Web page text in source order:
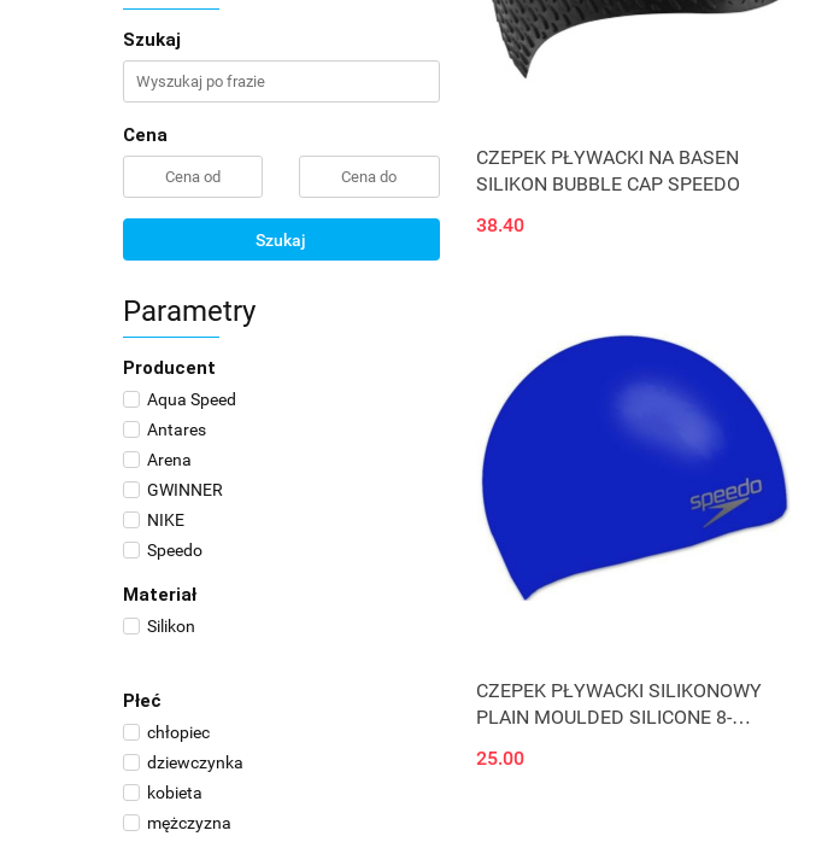
Szukaj
Cena
Szukaj
Parametry
Producent
Aqua Speed
Antares
Arena
GWINNER
NIKE
Speedo
Materiał
Silikon
Płeć
chłopiec
dziewczynka
kobieta
mężczyzna
CZEPEK PŁYWACKI NA BASEN
SILIKON BUBBLE CAP SPEEDO
38.40
CZEPEK PŁYWACKI SILIKONOWY
PLAIN MOULDED SILICONE 8-
25.00